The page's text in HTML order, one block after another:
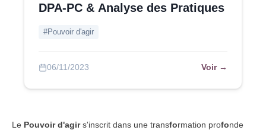
DPA-PC & Analyse des Pratiques
#Pouvoir d'agir
06/11/2023 Voir →
Le Pouvoir d'agirs'inscrit dans une transformation profonde